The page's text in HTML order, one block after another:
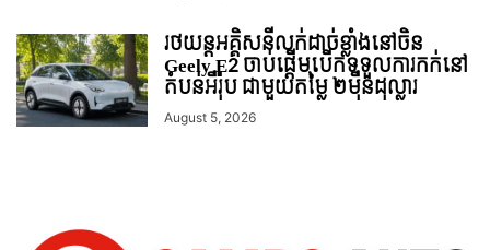
រថយន្ដអគ្គិសនីលក់ដាច់ខ្លាំងនៅចិន
Geely E2 ចាប់ផ្តើមបើកទទួលការកក់នៅ
តំបន់អឺរ៉ុប ជាមួយតម្លៃ ២ម៉ឺនដុល្លារ
August 5, 2026